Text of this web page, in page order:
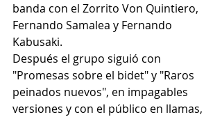
banda con el Zorrito Von Quintiero,
Fernando Samalea y Fernando
Kabusaki.
Después el grupo siguió con
"Promesas sobre el bidet" y "Raros
peinados nuevos", en impagables
versiones y con el público en llamas,